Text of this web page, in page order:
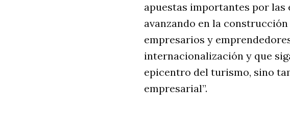
apuestas importantes por las
avanzando en la
empresarios y
internacionalización y que
epicentro del turismo, sino
empresarial”.